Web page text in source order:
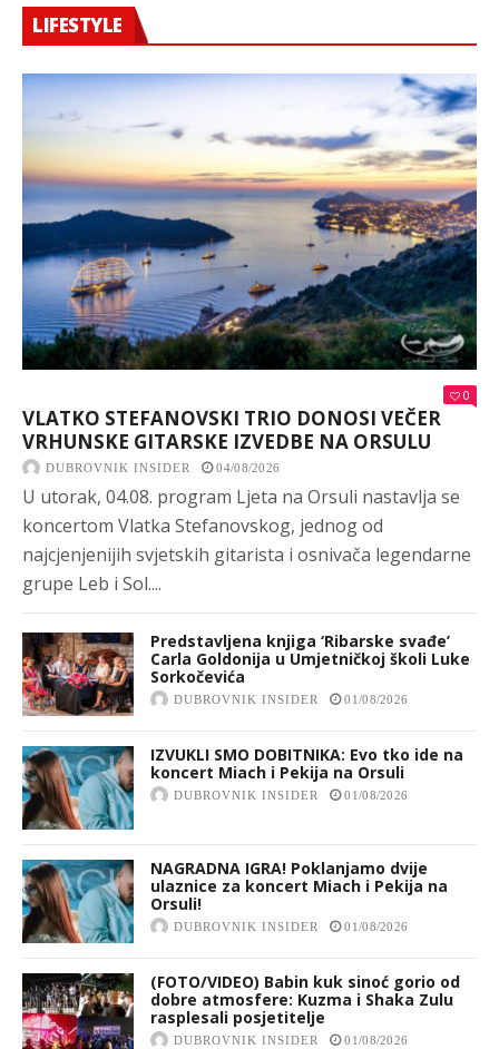
LIFESTYLE
0
VLATKO STEFANOVSKI TRIO DONOSI VEČER
VRHUNSKE GITARSKE IZVEDBE NA ORSULU
DUBROVNIK INSIDER 04/08/2026
U utorak, 04.08. program Ljeta na Orsuli nastavlja se
koncertom Vlatka Stefanovskog, jednog od
najcjenjenijih svjetskih gitarista i osnivača legendarne
grupe Leb i Sol....
Predstavljena knjiga ‘Ribarske svađe’
Carla Goldonija u Umjetničkoj školi Luke
Sorkočevića
DUBROVNIK INSIDER 01/08/2026
IZVUKLI SMO DOBITNIKA: Evo tko ide na
koncert Miach i Pekija na Orsuli
DUBROVNIK INSIDER 01/08/2026
NAGRADNA IGRA! Poklanjamo dvije
ulaznice za koncert Miach i Pekija na
Orsuli!
DUBROVNIK INSIDER 01/08/2026
(FOTO/VIDEO) Babin kuk sinoć gorio od
dobre atmosfere: Kuzma i Shaka Zulu
rasplesali posjetitelje
DUBROVNIK INSIDER 01/08/2026